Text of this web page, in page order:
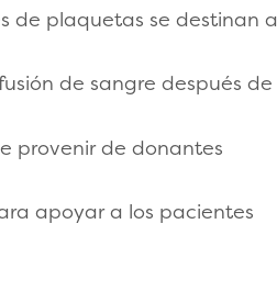
de plaquetas se destinan a
de sangre después de
provenir de donantes
apoyar a los pacientes